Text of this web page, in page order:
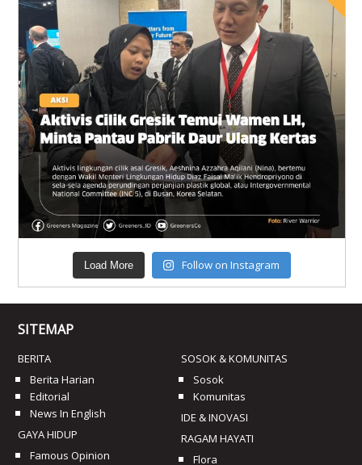
Load More Follow on Instagram
SITEMAP
BERITA
Berita Harian
Editorial
News In English
GAYA HIDUP
Famous Opinion
SOSOK & KOMUNITAS
Sosok
Komunitas
IDE & INOVASI
RAGAM HAYATI
Flora